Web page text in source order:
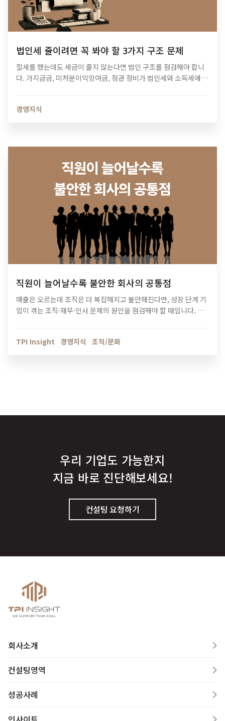
법인세 줄이려면 꼭 봐야 할 3가지 구조 문제
절세를 했는데도 세금이 줄지 않는다면 법인 구조를 점검해야 합니
다. 가지급금, 미처분이익잉여금, 정관 정비가 법인세와 소득세에 미
경영지식
직원이 늘어날수록 불안한 회사의 공통점
매출은 오르는데 조직은 더 복잡해지고 불안해진다면, 성장 단계 기
업이 겪는 조직·재무·인사 문제의 원인을 점검해야 할 때입니다. 티
TPI Insight
경영지식 조직/문화
우리 기업도 가능한지
지금 바로 진단해보세요!
컨설팅 요청하기
회사소개
컨설팅영역
성공사례